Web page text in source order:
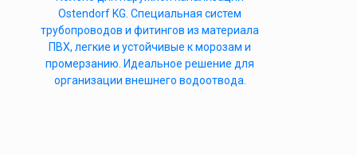
Ostendorf KG. Специальная систем
трубопроводов и фитингов из материала
ПВХ, легкие и устойчивые к морозам и
промерзанию. Идеальное решение для
организации внешнего водоотвода.